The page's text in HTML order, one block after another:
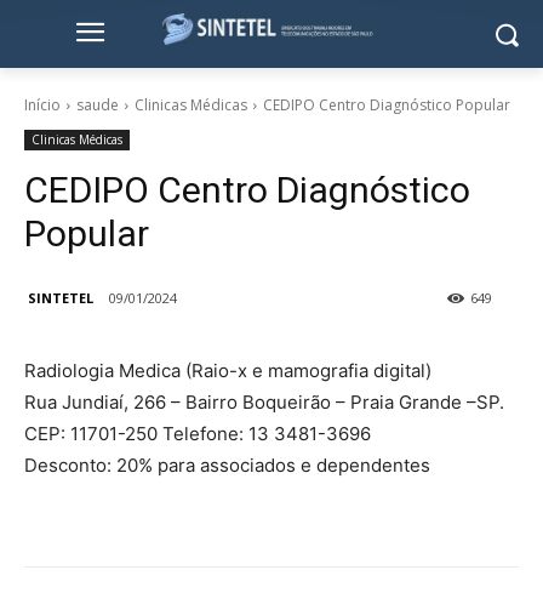
Início saude Clinicas Médicas CEDIPO Centro Diagnóstico Popular
Clinicas Médicas
CEDIPO Centro Diagnóstico
Popular
SINTETEL 09/01/2024 649
Radiologia Medica (Raio-x e mamografia digital)
Rua Jundiaí, 266 – Bairro Boqueirão – Praia Grande –SP.
CEP: 11701-250 Telefone: 13 3481-3696
Desconto: 20% para associados e dependentes